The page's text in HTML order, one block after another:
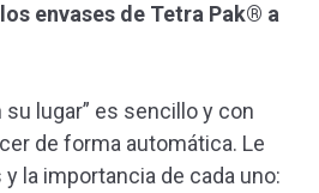
envases de Tetra Pak® a
su lugar” es sencillo y con
de forma automática. Le
la importancia de cada uno: